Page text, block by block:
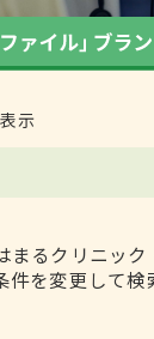
示
まるクリニッ
を変更して検